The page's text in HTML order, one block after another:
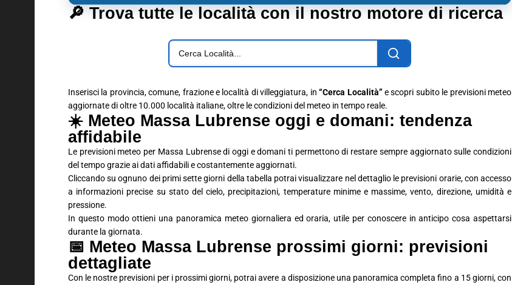
🔎 Trova tutte le località con il nostro motore di ricerca
Inserisci la provincia, comune, frazione e località di villeggiatura, in“Cerca Località” e scopri subito le previsioni meteo
aggiornate di oltre 10.000 località italiane, oltre le condizioni del meteo in tempo reale.
☀️ Meteo Massa Lubrense oggi e domani: tendenza
affidabile
Le previsioni meteo per Massa Lubrense di oggi e domani ti permettono di restare sempre aggiornato sulle condizioni
del tempo grazie ai dati affidabili e costantemente aggiornati.
Cliccando su ognuno dei primi sette giorni della tabella potrai visualizzare nel dettaglio le previsioni orarie, con accesso
a informazioni precise su stato del cielo, precipitazioni, temperature minime e massime, vento, direzione, umidità e
pressione.
In questo modo ottieni una panoramica meteo giornaliera ed oraria, utile per conoscere in anticipo cosa aspettarsi
durante la giornata.
📅 Meteo Massa Lubrense prossimi giorni: previsioni
dettagliate
Con le nostre previsioni per i prossimi giorni, potrai avere a disposizione una panoramica completa fino a 15 giorni, con